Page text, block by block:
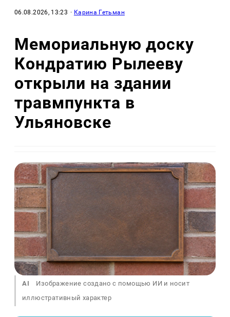
06.08.2026, 13:23 · Карина Гетьман
Мемориальную доску
Кондратию Рылееву
открыли на здании
травмпункта в
Ульяновске
AI
Изображение создано с помощью ИИ и носит
иллюстративный характер